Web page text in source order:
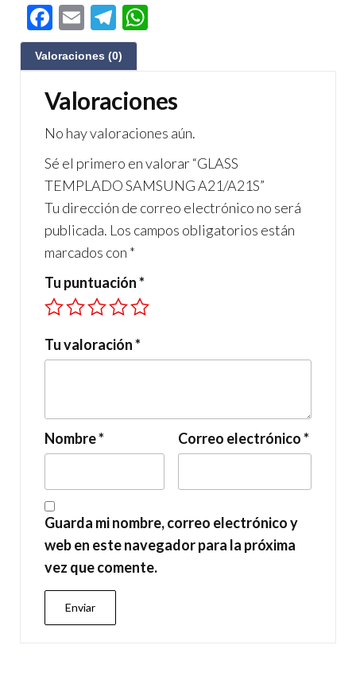
F
ac
e
b
o
o
k
E
m
ail
Te
le
gr
a
m
s
A
p
p
Valoraciones (0)
Valoraciones
No hay valoraciones aún.
Sé el primero en valorar “GLASS
TEMPLADO SAMSUNG A21/A21S”
Tu dirección de correo electrónico no será
publicada. Los campos obligatorios están
marcados con *
Tu puntuación*
Tu valoración*
Nombre* Correo electrónico*
Guarda mi nombre, correo electrónico y
web en este navegador para la próxima
vez que comente.